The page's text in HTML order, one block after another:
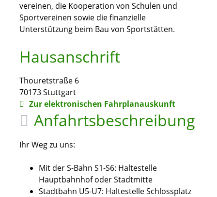
vereinen, die Kooperation von Schulen und
Sportvereinen sowie die finanzielle
Unterstützung beim Bau von Sportstätten.
Hausanschrift
Thouretstraße 6
70173Stuttgart
Zur elektronischen Fahrplanauskunft
Anfahrtsbeschreibung
Ihr Weg zu uns:
Mit der S-Bahn S1-S6: Haltestelle
Hauptbahnhof oder Stadtmitte
Stadtbahn U5-U7: Haltestelle Schlossplatz